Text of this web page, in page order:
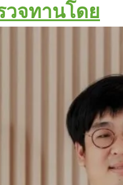
จทานโดย